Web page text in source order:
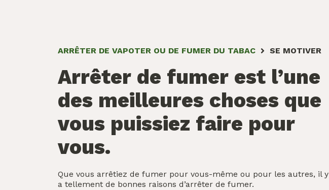
ARRÊTER DE VAPOTER OU DE FUMER DU TABAC SE MOTIVER
Arrêter de fumer est l’une
des meilleures choses que
vous puissiez faire pour
vous.
Que vous arrêtiez de fumer pour vous-même ou pour les autres, il y
a tellement de bonnes raisons d’arrêter de fumer.